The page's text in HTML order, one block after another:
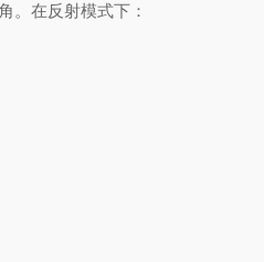
。在反射模式下：